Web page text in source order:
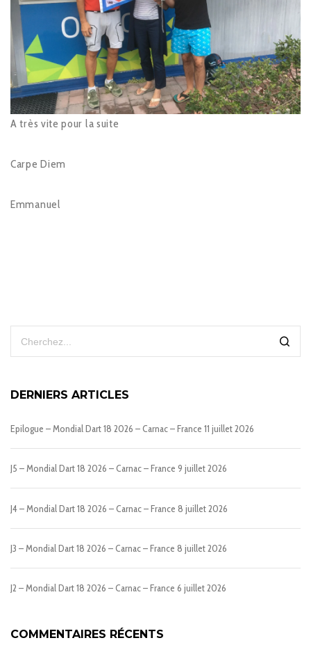
A très vite pour la suite
Carpe Diem
Emmanuel
DERNIERS ARTICLES
Epilogue – Mondial Dart 18 2026 – Carnac – France 11 juillet 2026
J5 – Mondial Dart 18 2026 – Carnac – France 9 juillet 2026
J4 – Mondial Dart 18 2026 – Carnac – France 8 juillet 2026
J3 – Mondial Dart 18 2026 – Carnac – France 8 juillet 2026
J2 – Mondial Dart 18 2026 – Carnac – France 6 juillet 2026
COMMENTAIRES RÉCENTS